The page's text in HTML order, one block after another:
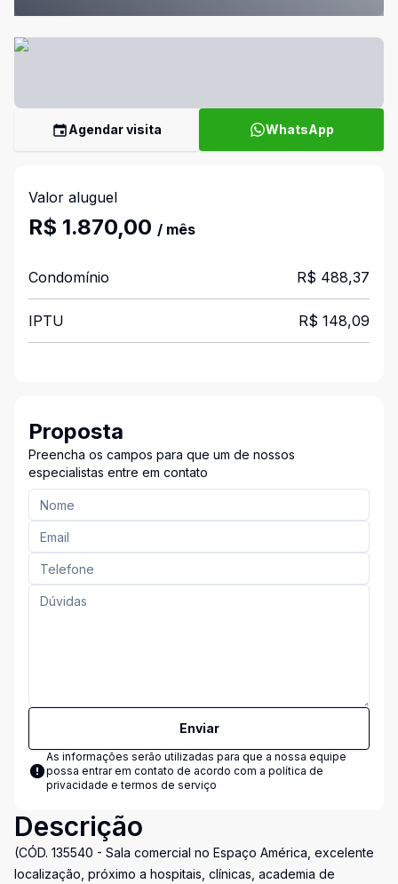
Agendar visita WhatsApp
Valor aluguel
R$ 1.870,00 / mês
Condomínio R$ 488,37
IPTU R$ 148,09
Proposta
Preencha os campos para que um de nossos
especialistas entre em contato
Enviar
As informações serão utilizadas para que a nossa equipe
possa entrar em contato de acordo com a política de
privacidade e termos de serviço
Descrição
(CÓD. 135540 - Sala comercial no Espaço América, excelente
localização, próximo a hospitais, clínicas, academia de